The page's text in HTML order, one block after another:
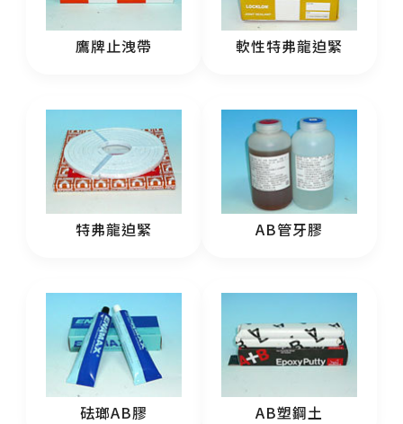
鷹牌止洩帶 軟性特弗龍迫緊
特弗龍迫緊 AB管牙膠
砝瑯AB膠 AB塑鋼土